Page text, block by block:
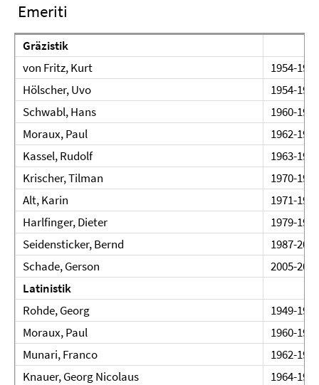
Emeriti
Gräzistik
von Fritz, Kurt
1954-1958
Hölscher, Uvo
1954-1962
Schwabl, Hans
1960-1968
Moraux, Paul
1962-
Kassel, Rudolf
1963-1975
Krischer, Tilman
1970-1996
Alt, Karin
1971-1993
Harlfinger, Dieter
1979-1990
Seidensticker, Bernd
1987-2005
Schade, Gerson
2005-
Latinistik
Rohde, Georg
1949-1960
Moraux, Paul
1960-1962
Munari, Franco
1962-1988
Knauer, Georg Nicolaus
1964-1975